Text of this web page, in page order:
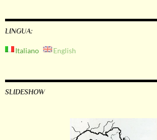
LINGUA:
Italiano English
SLIDESHOW